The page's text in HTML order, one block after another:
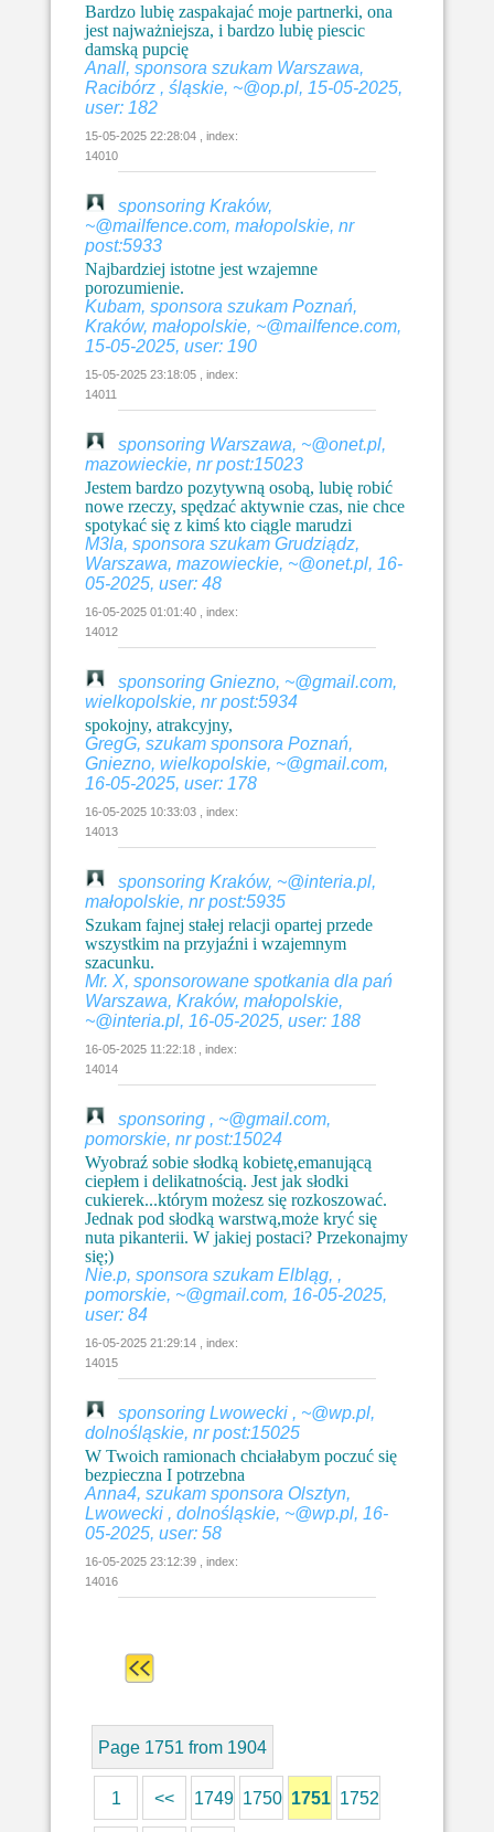
Bardzo lubię zaspakajać moje partnerki, ona
jest najważniejsza, i bardzo lubię piescic
damską pupcię
Anall, sponsora szukam Warszawa,
Racibórz , śląskie, ~@op.pl, 15-05-2025,
user: 182
15-05-2025 22:28:04 , index:
14010
sponsoring Kraków,
~@mailfence.com, małopolskie, nr
post:5933
Najbardziej istotne jest wzajemne
porozumienie.
Kubam, sponsora szukam Poznań,
Kraków, małopolskie, ~@mailfence.com,
15-05-2025, user: 190
15-05-2025 23:18:05 , index:
14011
sponsoring Warszawa, ~@onet.pl,
mazowieckie, nr post:15023
Jestem bardzo pozytywną osobą, lubię robić
nowe rzeczy, spędzać aktywnie czas, nie chce
spotykać się z kimś kto ciągle marudzi
M3la, sponsora szukam Grudziądz,
Warszawa, mazowieckie, ~@onet.pl, 16-
05-2025, user: 48
16-05-2025 01:01:40 , index:
14012
sponsoring Gniezno, ~@gmail.com,
wielkopolskie, nr post:5934
spokojny, atrakcyjny,
GregG, szukam sponsora Poznań,
Gniezno, wielkopolskie, ~@gmail.com,
16-05-2025, user: 178
16-05-2025 10:33:03 , index:
14013
sponsoring Kraków, ~@interia.pl,
małopolskie, nr post:5935
Szukam fajnej stałej relacji opartej przede
wszystkim na przyjaźni i wzajemnym
szacunku.
Mr. X, sponsorowane spotkania dla pań
Warszawa, Kraków, małopolskie,
~@interia.pl, 16-05-2025, user: 188
16-05-2025 11:22:18 , index:
14014
sponsoring , ~@gmail.com,
pomorskie, nr post:15024
Wyobraź sobie słodką kobietę,emanującą
ciepłem i delikatnością. Jest jak słodki
cukierek...którym możesz się rozkoszować.
Jednak pod słodką warstwą,może kryć się
nuta pikanterii. W jakiej postaci? Przekonajmy
się;)
Nie.p, sponsora szukam Elbląg, ,
pomorskie, ~@gmail.com, 16-05-2025,
user: 84
16-05-2025 21:29:14 , index:
14015
sponsoring Lwowecki , ~@wp.pl,
dolnośląskie, nr post:15025
W Twoich ramionach chciałabym poczuć się
bezpieczna I potrzebna
Anna4, szukam sponsora Olsztyn,
Lwowecki , dolnośląskie, ~@wp.pl, 16-
05-2025, user: 58
16-05-2025 23:12:39 , index:
14016
Page 1751 from 1904
1 << 1749 1750 1751 1752